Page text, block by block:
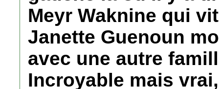
Meyr Waknine qui
Janette Guenoun
avec une autre
Incroyable mais